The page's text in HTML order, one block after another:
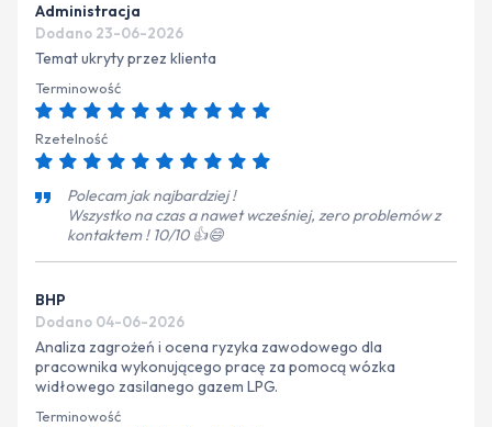
Administracja
Dodano 23-06-2026
Temat ukryty przez klienta
Terminowość
Rzetelność
Polecam jak najbardziej !
Wszystko na czas a nawet wcześniej, zero problemów z
kontaktem ! 10/10 👍😄
BHP
Dodano 04-06-2026
Analiza zagrożeń i ocena ryzyka zawodowego dla
pracownika wykonującego pracę za pomocą wózka
widłowego zasilanego gazem LPG.
Terminowość